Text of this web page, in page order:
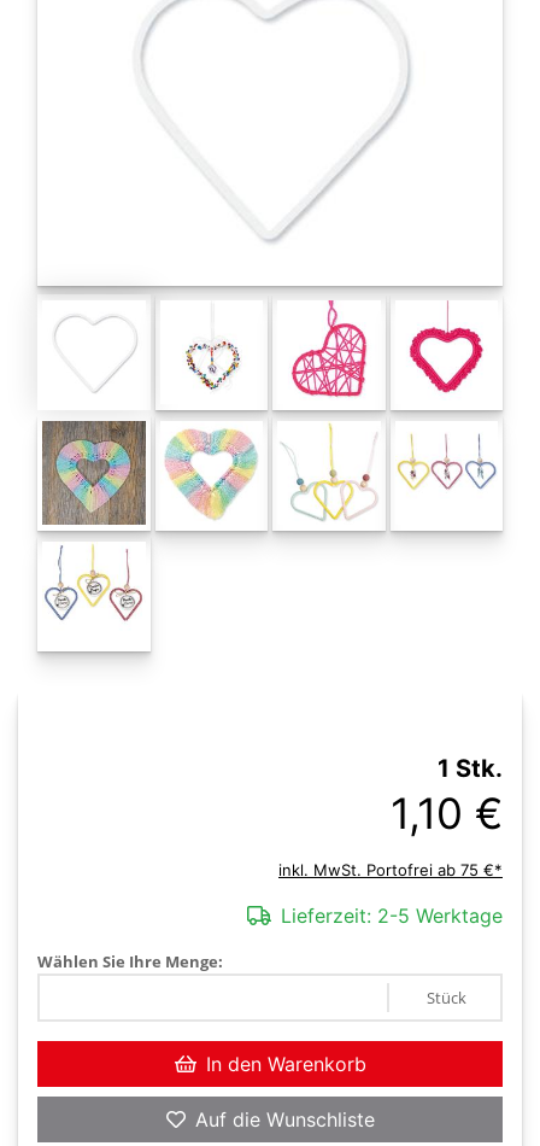
1 Stk.
1,10 €
inkl. MwSt. Portofrei ab 75 €*
Lieferzeit: 2-5 Werktage
Wählen Sie Ihre Menge:
Stück
In den Warenkorb
Auf die Wunschliste